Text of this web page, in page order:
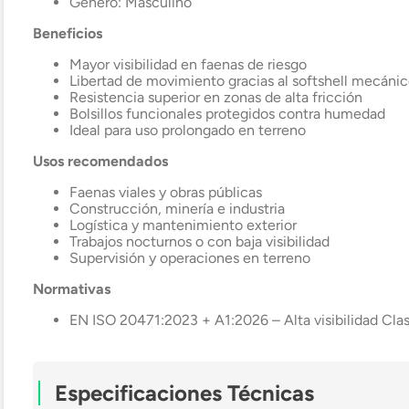
Beneficios
Mayor visibilidad en faenas de riesgo
Libertad de movimiento gracias al softshell
Resistencia superior en zonas de alta fricción
Bolsillos funcionales protegidos contra humedad
Ideal para uso prolongado en terreno
Usos recomendados
Faenas viales y obras públicas
Construcción, minería e industria
Logística y mantenimiento exterior
Trabajos nocturnos o con baja visibilidad
Supervisión y operaciones en terreno
Normativas
EN ISO 20471:2023 + A1:2026 – Alta visibilidad
Especificaciones Técnicas